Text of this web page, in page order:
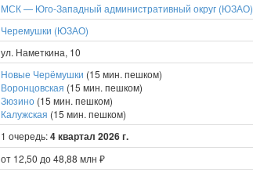
МСК — Юго-Западный административный округ (ЮЗАО)
Черемушки (ЮЗАО)
ул. Наметкина, 10
Новые Черёмушки (15 мин. пешком)
Воронцовская (15 мин. пешком)
Зюзино (15 мин. пешком)
Калужская (15 мин. пешком)
1 очередь:4 квартал 2026 г.
от 12,50 до 48,88 млн ₽